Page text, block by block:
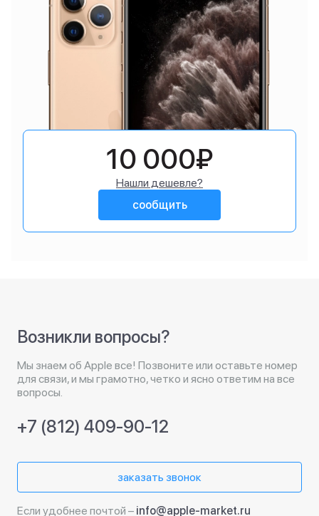
10 000₽
Нашли дешевле?
сообщить
Возникли вопросы?
Мы знаем об Apple все! Позвоните или оставьте номер
для связи, и мы грамотно, четко и ясно ответим на все
вопросы.
+7 (812) 409-90-12
заказать звонок
Если удобнее почтой – info@apple-market.ru